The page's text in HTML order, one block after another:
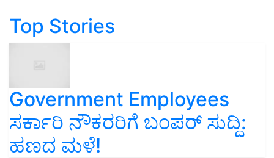
Top Stories
Government Employees
ಸರ್ಕಾರಿ ನೌಕರರಿಗೆ ಬಂಪರ್‌ ಸುದ್ದಿ:
ಹಣದ ಮಳೆ!